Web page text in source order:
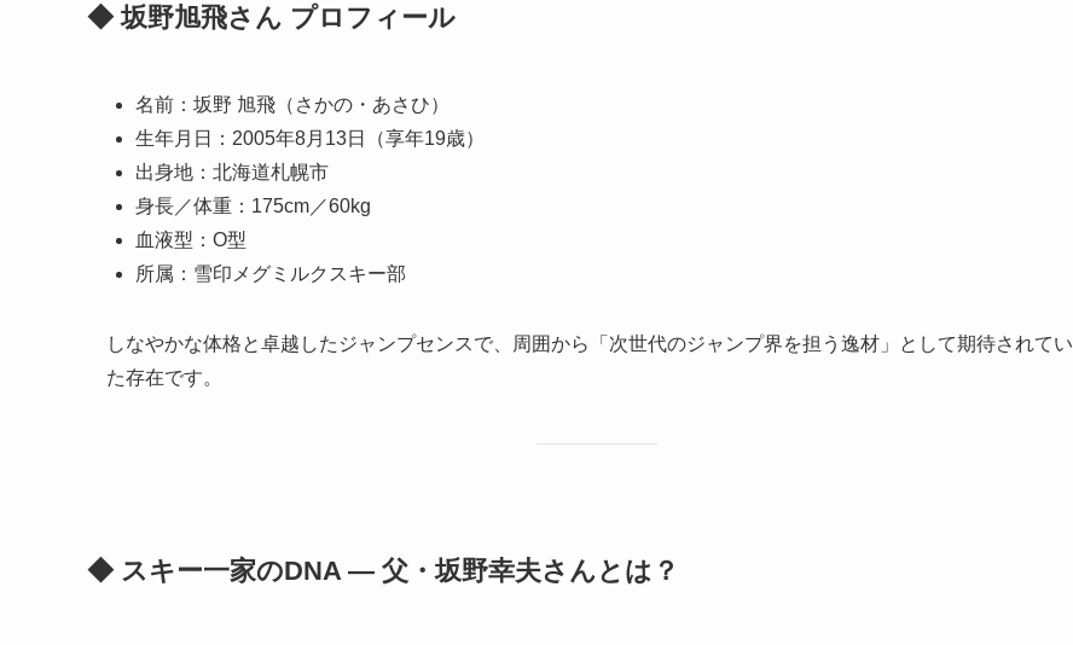
◆ 坂野旭飛さん プロフィール
名前：坂野 旭飛（さかの・あさひ）
生年月日：2005年8月13日（享年19歳）
出身地：北海道札幌市
身長／体重：175cm／60kg
血液型：O型
所属：雪印メグミルクスキー部
しなやかな体格と卓越したジャンプセンスで、周囲から「次世代のジャンプ界を担う逸材」として期待されてい
た存在です。
◆ スキー一家のDNA ― 父・坂野幸夫さんとは？